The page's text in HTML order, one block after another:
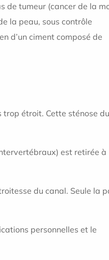
de tumeur (cancer de la
la peau, sous contrôle
d’un ciment composé de
étroit. Cette sténose
est retirée à
du canal. Seule la
personnelles et le